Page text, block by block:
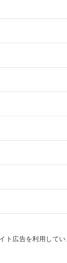
ト広告を利用してい